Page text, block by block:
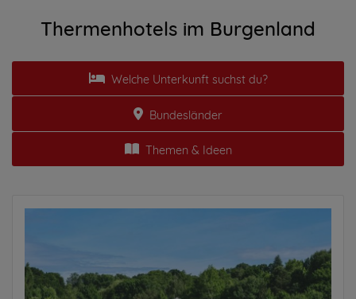
Thermenhotels im Burgenland
Welche Unterkunft suchst du?
Bundesländer
Themen & Ideen